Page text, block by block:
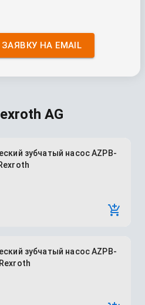
НА EMAIL
AG
зубчатый насос AZPB-
зубчатый насос AZPB-